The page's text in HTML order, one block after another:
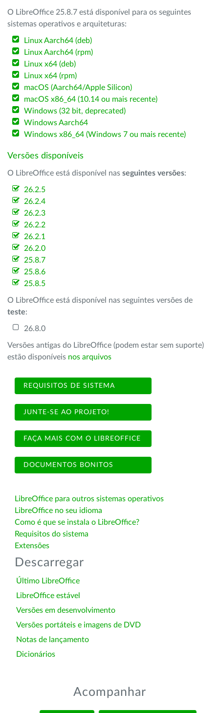
O LibreOffice 25.8.7 está disponível para os seguintes
sistemas operativos e arquiteturas:
Linux Aarch64 (deb)
Linux Aarch64 (rpm)
Linux x64 (deb)
Linux x64 (rpm)
macOS (Aarch64/Apple Silicon)
macOS x86_64 (10.14 ou mais recente)
Windows (32 bit, deprecated)
Windows Aarch64
Windows x86_64 (Windows 7 ou mais recente)
Versões disponíveis
O LibreOffice está disponível nas seguintes versões:
26.2.5
26.2.4
26.2.3
26.2.2
26.2.1
26.2.0
25.8.7
25.8.6
25.8.5
O LibreOffice está disponível nas seguintes versões de
teste:
26.8.0
Versões antigas do LibreOffice (podem estar sem suporte)
estão disponíveis nos arquivos
REQUISITOS DE SISTEMA
JUNTE-SE AO PROJETO!
FAÇA MAIS COM O LIBREOFFICE
DOCUMENTOS BONITOS
LibreOffice para outros sistemas operativos
LibreOffice no seu idioma
Como é que se instala o LibreOffice?
Requisitos do sistema
Extensões
Descarregar
Último LibreOffice
LibreOffice estável
Versões em desenvolvimento
Versões portáteis e imagens de DVD
Notas de lançamento
Dicionários
Acompanhar